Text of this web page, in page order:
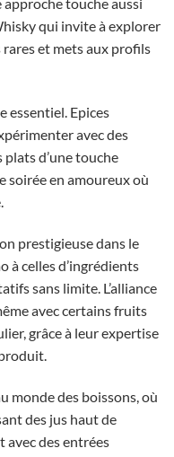
touche aussi
qui invite à explorer
et mets aux profils
essentiel. Epices
avec des
d’une touche
soirée en amoureux où
prestigieuse dans le
à celles d’ingrédients
sans limite. L’alliance
avec certains fruits
grâce à leur expertise
monde des boissons, où
des jus haut de
avec des entrées